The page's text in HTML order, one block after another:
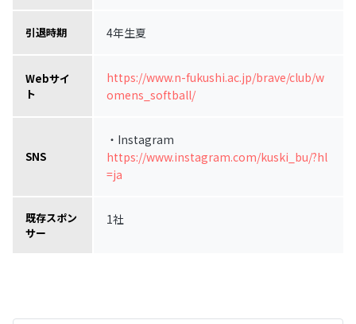
引退時期 4年生夏
Webサイ
ト
https://www.n-fukushi.ac.jp/brave/club/w
omens_softball/
SNS
・Instagram
https://www.instagram.com/kuski_bu/?hl
=ja
既存スポン
サー
1社